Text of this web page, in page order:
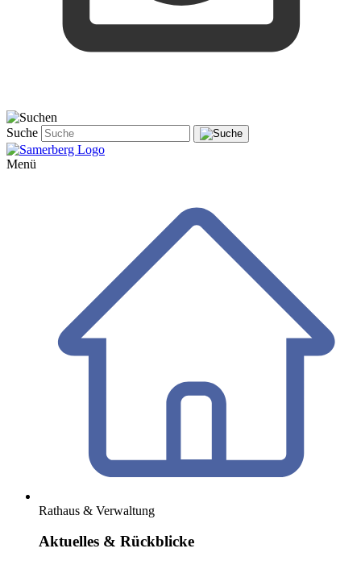
Suche
Menü
Rathaus & Verwaltung
Aktuelles & Rückblicke